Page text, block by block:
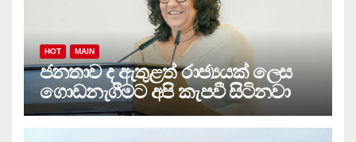
HOT MAIN
ජනතාව ද ඇතුළත් රාජ්‍යයක් ලෙස
ගොඩනැගීමට අපි කැපවී සිටිනවා